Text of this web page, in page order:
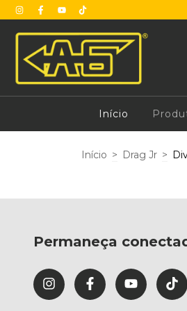
Início
Início > Drag Jr >
Permaneça